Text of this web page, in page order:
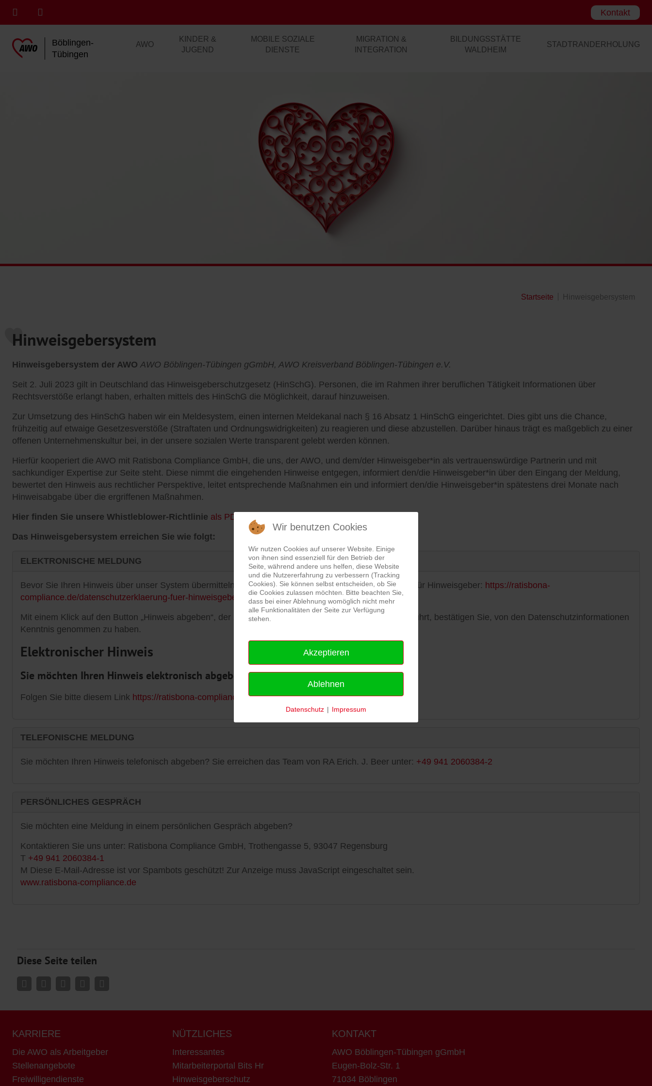
Kontakt
Böblingen-
Tübingen
AWO
KINDER &
JUGEND
MOBILE SOZIALE
DIENSTE
MIGRATION &
INTEGRATION
BILDUNGSSTÄTTE
WALDHEIM
STADTRANDERHOLUNG
Startseite Hinweisgebersystem
Hinweisgebersystem
Hinweisgebersystem der AWO AWO Böblingen-Tübingen gGmbH, AWO Kreisverband Böblingen-Tübingen e.V.
Seit 2. Juli 2023 gilt in Deutschland das Hinweisgeberschutzgesetz (HinSchG). Personen, die im Rahmen ihrer beruflichen Tätigkeit Informationen über
Rechtsverstöße erlangt haben, erhalten mittels des HinSchG die Möglichkeit, darauf hinzuweisen.
Zur Umsetzung des HinSchG haben wir ein Meldesystem, einen internen Meldekanal nach § 16 Absatz 1 HinSchG eingerichtet. Dies gibt uns die Chance,
frühzeitig auf etwaige Gesetzesverstöße (Straftaten und Ordnungswidrigkeiten) zu reagieren und diese abzustellen. Darüber hinaus trägt es maßgeblich zu einer
offenen Unternehmenskultur bei, in der unsere sozialen Werte transparent gelebt werden können.
Hierfür kooperiert die AWO mit Ratisbona Compliance GmbH, die uns, der AWO, und dem/der Hinweisgeber*in als vertrauenswürdige Partnerin und mit
sachkundiger Expertise zur Seite steht. Diese nimmt die eingehenden Hinweise entgegen, informiert den/die Hinweisgeber*in über den Eingang der Meldung,
bewertet den Hinweis aus rechtlicher Perspektive, leitet entsprechende Maßnahmen ein und informiert den/die Hinweisgeber*in spätestens drei Monate nach
Hinweisabgabe über die ergriffenen Maßnahmen.
Hier finden Sie unsere Whistleblower-Richtlinie als PDF DATEI
Das Hinweisgebersystem erreichen Sie wie folgt:
ELEKTRONISCHE MELDUNG
Bevor Sie Ihren Hinweis über unser System übermitteln, lesen Sie bitte die Datenschutzinformationen für Hinweisgeber: https://ratisbona-
compliance.de/datenschutzerklaerung-fuer-hinweisgeber/
Mit einem Klick auf den Button „Hinweis abgeben“, der zur Eingabemaske des Hinweisgebersystems führt, bestätigen Sie, von den Datenschutzinformationen
Kenntnis genommen zu haben.
Elektronischer Hinweis
Sie möchten Ihren Hinweis elektronisch abgeben?
Folgen Sie bitte diesem Link https://ratisbona-compliance.de/start/
TELEFONISCHE MELDUNG
Sie möchten Ihren Hinweis telefonisch abgeben? Sie erreichen das Team von RA Erich. J. Beer unter: +49 941 2060384-2
PERSÖNLICHES GESPRÄCH
Sie möchten eine Meldung in einem persönlichen Gespräch abgeben?
Kontaktieren Sie uns unter: Ratisbona Compliance GmbH, Trothengasse 5, 93047 Regensburg
T +49 941 2060384-1
M Diese E-Mail-Adresse ist vor Spambots geschützt! Zur Anzeige muss JavaScript eingeschaltet sein.
www.ratisbona-compliance.de
Diese Seite teilen
KARRIERE
Die AWO als Arbeitgeber
Stellenangebote
Freiwilligendienste
NÜTZLICHES
Interessantes
Mitarbeiterportal Bits Hr
Hinweisgeberschutz
KONTAKT
AWO Böblingen-Tübingen gGmbH
Eugen-Bolz-Str. 1
71034 Böblingen
Wir benutzen Cookies
Wir nutzen Cookies auf unserer Website. Einige
von ihnen sind essenziell für den Betrieb der
Seite, während andere uns helfen, diese Website
und die Nutzererfahrung zu verbessern (Tracking
Cookies). Sie können selbst entscheiden, ob Sie
die Cookies zulassen möchten. Bitte beachten Sie,
dass bei einer Ablehnung womöglich nicht mehr
alle Funktionalitäten der Seite zur Verfügung
stehen.
Akzeptieren
Ablehnen
Datenschutz | Impressum